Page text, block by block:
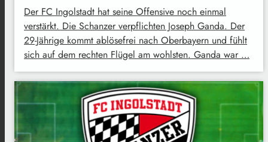
Der FC Ingolstadt hat seine Offensive noch einmal
verstärkt. Die Schanzer verpflichten Joseph Ganda. Der
29-Jährige kommt ablösefrei nach Oberbayern und fühlt
sich auf dem rechten Flügel am wohlsten. Ganda war …